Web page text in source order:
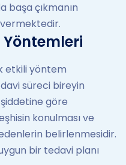
başa çıkmanın
etkili yöntem
süreci bireyin
şiddetine göre
konulması ve
belirlenmesidir.
bir tedavi planı